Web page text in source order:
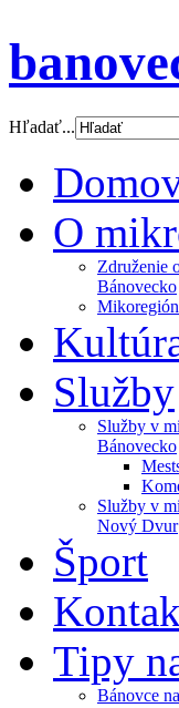
Hľadať...
O
Združenie
Bánovecko
Služby
Služby v
Bánovecko
Služby v
Nový Dvur
Šport
Tipy
Bánovce